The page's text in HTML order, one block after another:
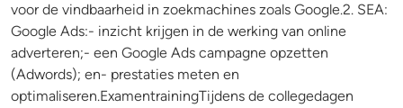
voor de vindbaarheid in zoekmachines zoals Google.2. SEA:
Google Ads:- inzicht krijgen in de werking van online
adverteren;- een Google Ads campagne opzetten
(Adwords); en- prestaties meten en
optimaliseren.ExamentrainingTijdens de collegedagen